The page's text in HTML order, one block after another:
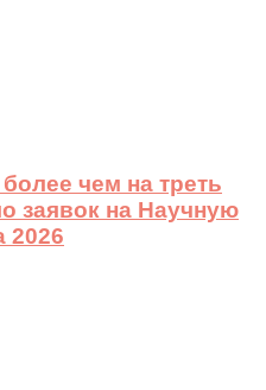
чем на треть
заявок на Научную
2026